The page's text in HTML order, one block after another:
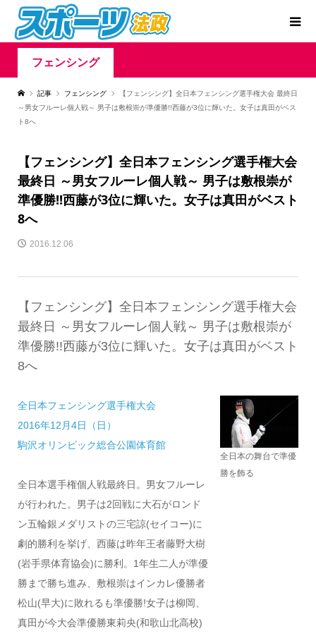
フェンシング
記事 フェンシング
【フェンシング】全日本フェンシング選手権大会 最終日
～男女フルーレ個人戦～ 男子は敷根崇が準優勝!!西藤が3位に輝いた。女子は真田がベス
ト8へ
【フェンシング】全日本フェンシング選手権大会
最終日 ～男女フルーレ個人戦～ 男子は敷根崇が
準優勝!!西藤が3位に輝いた。女子は真田がベスト
8へ
2016.12.06
【フェンシング】全日本フェンシング選手権大会
最終日 ～男女フルーレ個人戦～ 男子は敷根崇が
準優勝!!西藤が3位に輝いた。女子は真田がベスト
8へ
全日本フェンシング選手権大会
2016年12月4日（日）
駒沢オリンピック総合公園体育館
全日本選手権個人戦最終日。男女フルーレ
が行われた。男子は2回戦に大石がロンド
ン五輪銀メダリストの三宅諒(セイコー)に
劇的勝利を挙げ、西藤は昨年王者藤野大樹
(岩手県体育協会)に勝利。1年生二人が準優
勝まで勝ち進み、敷根崇はインカレ優勝者
松山(早大)に敗れるも準優勝!女子は柳岡、
真田が今大会準優勝東莉央(和歌山北高校)
全日本の舞台で準優
勝を飾る